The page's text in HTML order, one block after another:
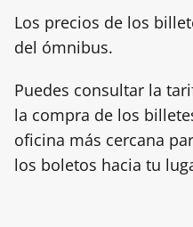
Los precios de los
del ómnibus.
Puedes consultar la
la compra de los
oficina más cercana
los boletos hacia tu